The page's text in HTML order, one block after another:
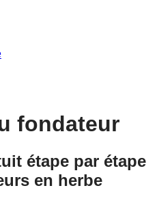
fondateur
étape par étape
en herbe